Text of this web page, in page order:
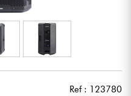
Ref : 123780